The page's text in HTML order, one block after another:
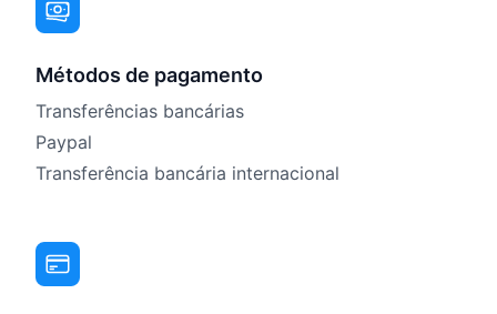
Métodos de pagamento
Transferências bancárias
Paypal
Transferência bancária internacional